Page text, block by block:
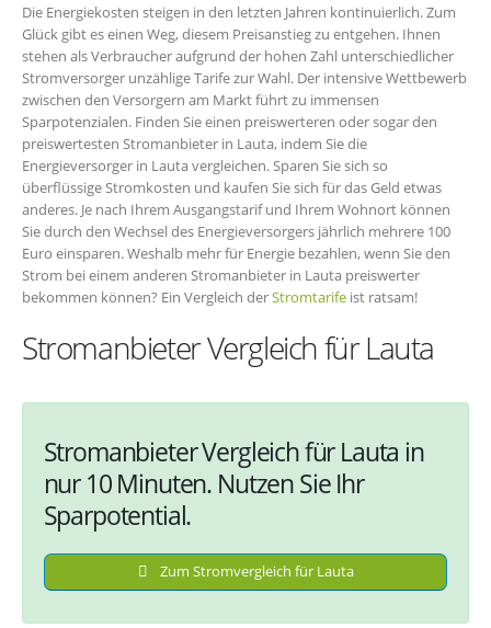
Die Energiekosten steigen in den letzten Jahren kontinuierlich. Zum
Glück gibt es einen Weg, diesem Preisanstieg zu entgehen. Ihnen
stehen als Verbraucher aufgrund der hohen Zahl unterschiedlicher
Stromversorger unzählige Tarife zur Wahl. Der intensive Wettbewerb
zwischen den Versorgern am Markt führt zu immensen
Sparpotenzialen. Finden Sie einen preiswerteren oder sogar den
preiswertesten Stromanbieter in Lauta, indem Sie die
Energieversorger in Lauta vergleichen. Sparen Sie sich so
überflüssige Stromkosten und kaufen Sie sich für das Geld etwas
anderes. Je nach Ihrem Ausgangstarif und Ihrem Wohnort können
Sie durch den Wechsel des Energieversorgers jährlich mehrere 100
Euro einsparen. Weshalb mehr für Energie bezahlen, wenn Sie den
Strom bei einem anderen Stromanbieter in Lauta preiswerter
bekommen können? Ein Vergleich derStromtarife ist ratsam!
Stromanbieter Vergleich für Lauta
Stromanbieter Vergleich für Lauta in
nur 10 Minuten. Nutzen Sie Ihr
Sparpotential.
Zum Stromvergleich für Lauta